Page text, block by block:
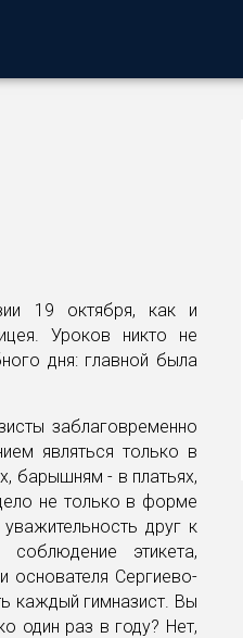
19 октября, как и
Уроков никто не
дня: главной была
заблаговременно
являться только в
барышням - в платьях,
не только в форме
друг к
этикета,
основателя Сергиево-
каждый гимназист. Вы
один раз в году? Нет,